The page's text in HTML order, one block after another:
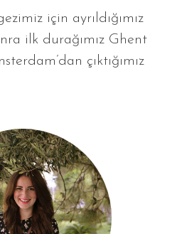
için ayrıldığımız
ilk durağımız Ghent
çıktığımız